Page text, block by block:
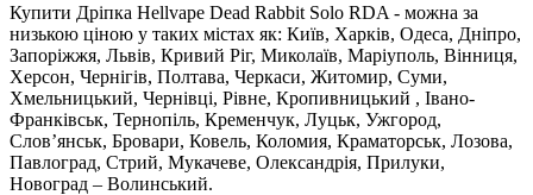
Купити Дріпка Hellvape Dead Rabbit Solo RDA - можна за
низькою ціною у таких містах як: Київ, Харків, Одеса, Дніпро,
Запоріжжя, Львів, Кривий Ріг, Миколаїв, Маріуполь, Вінниця,
Херсон, Чернігів, Полтава, Черкаси, Житомир, Суми,
Хмельницький, Чернівці, Рівне, Кропивницький , Івано-
Франківськ, Тернопіль, Кременчук, Луцьк, Ужгород,
Слов’янськ, Бровари, Ковель, Коломия, Краматорськ, Лозова,
Павлоград, Стрий, Мукачеве, Олександрія, Прилуки,
Новоград – Волинський.